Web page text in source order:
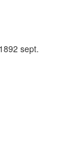
sept.